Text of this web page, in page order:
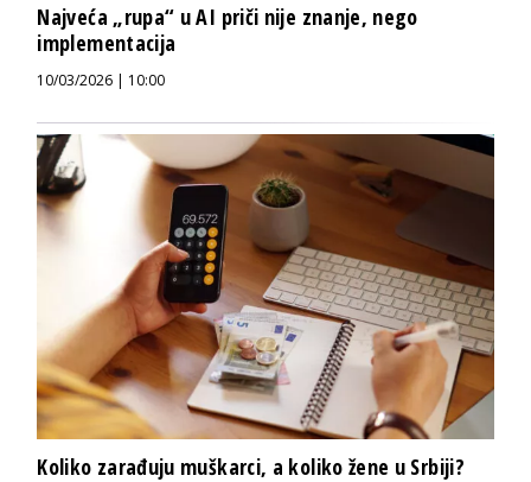
Najveća „rupa“ u AI priči nije znanje, nego
implementacija
10/03/2026 | 10:00
Koliko zarađuju muškarci, a koliko žene u Srbiji?